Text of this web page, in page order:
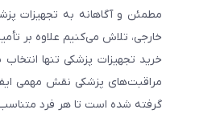
مطمئن و آگاهانه به تجهیزات
خارجی، تلاش می‌کنیم علاوه بر
خرید تجهیزات پزشکی تنها
مراقبت‌های پزشکی نقش مهمی
گرفته شده است تا هر فرد متناسب